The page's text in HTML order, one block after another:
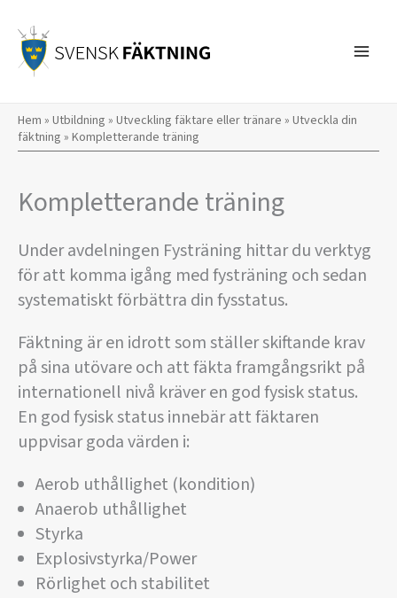
innehåll
Hem » Utbildning » Utveckling fäktare eller tränare » Utveckla din
fäktning » Kompletterande träning
Kompletterande träning
Under avdelningen Fysträning hittar du verktyg
för att komma igång med fysträning och sedan
systematiskt förbättra din fysstatus.
Fäktning är en idrott som ställer skiftande krav
på sina utövare och att fäkta framgångsrikt på
internationell nivå kräver en god fysisk status.
En god fysisk status innebär att fäktaren
uppvisar goda värden i:
Aerob uthållighet (kondition)
Anaerob uthållighet
Styrka
Explosivstyrka/Power
Rörlighet och stabilitet